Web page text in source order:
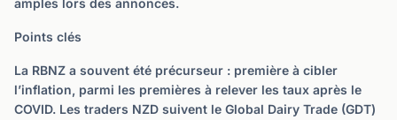
amples lors des annonces.
Points clés
La RBNZ a souvent été précurseur : première à cibler
l’inflation, parmi les premières à relever les taux après le
COVID. Les traders NZD suivent le Global Dairy Trade (GDT)